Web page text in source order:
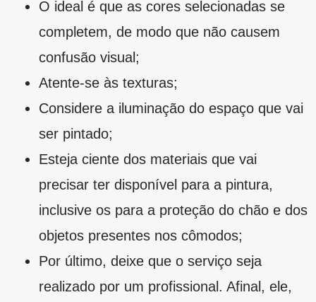
produtos de qualidade
importante saber qual é a melhor tinta para
pintar a parede da sala e dos outros ambientes,
de modo a não comprometer a qualidade do
acabamento nem da reforma.
Com essas dicas vai ficar muito mais fácil
saber escolher quaismateriais e produtossão
os mais indicados para cada ocasião. Aliás,
todos eles, com os melhores preços do
mercado, você encontra aqui! Afinal, sua